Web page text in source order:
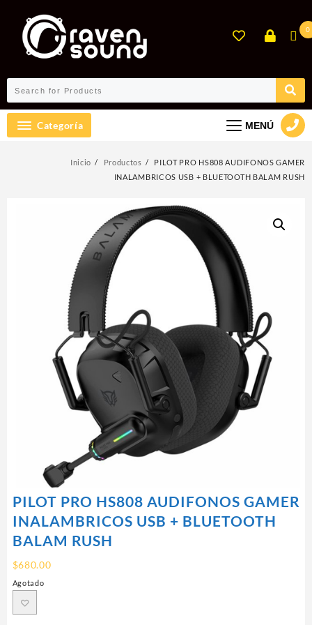
contenido
0
Categoría MENÚ
Inicio Productos
PILOT PRO HS808 AUDIFONOS GAMER
INALAMBRICOS USB + BLUETOOTH BALAM RUSH
PILOT PRO HS808 AUDIFONOS GAMER
INALAMBRICOS USB + BLUETOOTH
BALAM RUSH
$680.00
Agotado